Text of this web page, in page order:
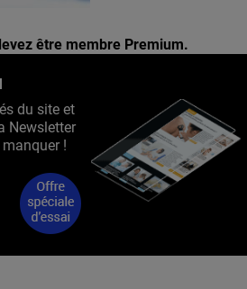
être membre Premium.
du site et
Newsletter
!